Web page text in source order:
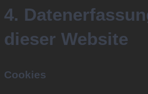
4.
dieser Website
Cookies